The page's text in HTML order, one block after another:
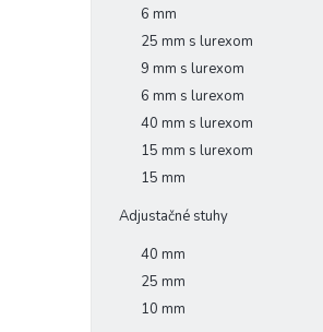
6 mm
25 mm s lurexom
9 mm s lurexom
6 mm s lurexom
40 mm s lurexom
15 mm s lurexom
15 mm
Adjustačné stuhy
40 mm
25 mm
10 mm